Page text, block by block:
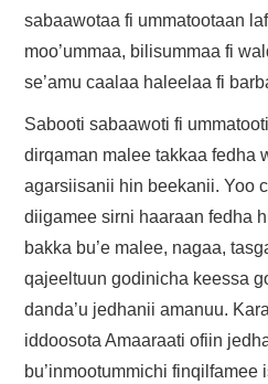
sabaawotaa fi ummatootaan
moo’ummaa, bilisummaa fi
se’amu caalaa haleelaa fi
Sabooti sabaawoti fi
dirqaman malee takkaa fedha
agarsiisanii hin beekanii. Yoo
diigamee sirni haaraan fedha
bakka bu’e malee, nagaa,
qajeeltuun godinicha keessa
danda’u jedhanii amanuu.
iddoosota Amaaraati ofiin
bu’inmootummichi finqilfamee